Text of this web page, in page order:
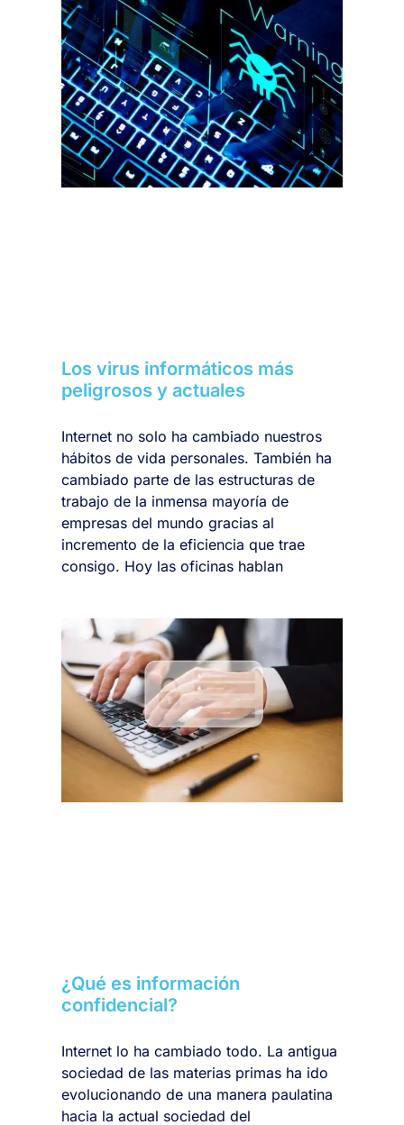
Los virus informáticos más
peligrosos y actuales
Internet no solo ha cambiado nuestros
hábitos de vida personales. También ha
cambiado parte de las estructuras de
trabajo de la inmensa mayoría de
empresas del mundo gracias al
incremento de la eficiencia que trae
consigo. Hoy las oficinas hablan
¿Qué es información
confidencial?
Internet lo ha cambiado todo. La antigua
sociedad de las materias primas ha ido
evolucionando de una manera paulatina
hacia la actual sociedad del